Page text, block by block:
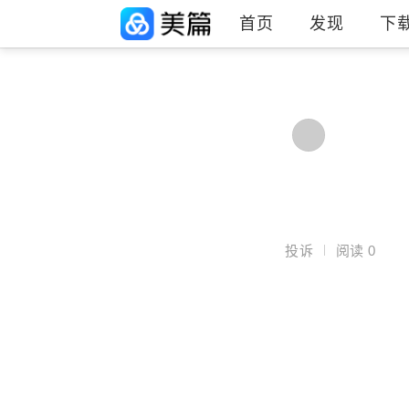
首页 发现 下
投诉 阅读 0